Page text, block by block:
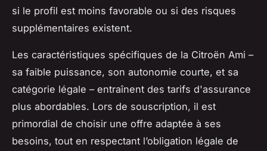
si le profil est moins favorable ou si des risques
supplémentaires existent.
Les caractéristiques spécifiques de la Citroën Ami –
sa faible puissance, son autonomie courte, et sa
catégorie légale – entraînent des tarifs d'assurance
plus abordables. Lors de souscription, il est
primordial de choisir une offre adaptée à ses
besoins, tout en respectant l’obligation légale de